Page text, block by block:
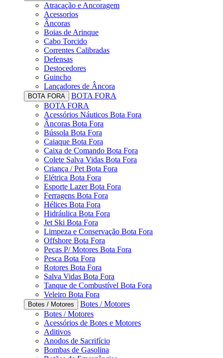
Atracação e Ancoragem
Acessorios
Âncoras
Boias de Arinque
Cabo Torcido
Correntes Calibradas
Defensas
Destocedores
Guincho
Lançadores de Âncora
BOTA FORA
BOTA FORA
BOTA FORA
Acessórios Náuticos Bota Fora
Âncoras Bota Fora
Bússola Bota Fora
Caiaque Bota Fora
Caixa de Comando Bota Fora
Colete Salva Vidas Bota Fora
Criança / Pet Bota Fora
Elétrica Bota Fora
Esporte Lazer Bota Fora
Ferragens Bota Fora
Hélices Bota Fora
Hidráulica Bota Fora
Jet Ski Bota Fora
Limpeza e Conservação Bota Fora
Offshore Bota Fora
Peças P/ Motores Bota Fora
Pesca Bota Fora
Rotores Bota Fora
Salva Vidas Bota Fora
Tanque de Combustível Bota Fora
Veleiro Bota Fora
Botes / Motores
Botes / Motores
Botes / Motores
Acessórios de Botes e Motores
Aditivos
Anodos de Sacrifício
Bombas de Gasolina